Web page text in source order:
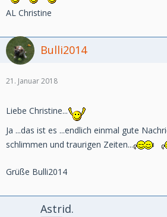
AL Christine
Bulli2014
21. Januar 2018
Liebe Christine...
Ja ...das ist es ...endlich einmal gute
schlimmen und traurigen Zeiten...
Grüße Bulli2014
Astrid.